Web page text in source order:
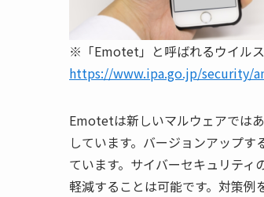
※「Emotet」と呼ばれるウイル
https://www.ipa.go.jp/security/
Emotetは新しいマルウェアでは
しています。バージョンアップ
ています。サイバーセキュリテ
軽減することは可能です。対策例